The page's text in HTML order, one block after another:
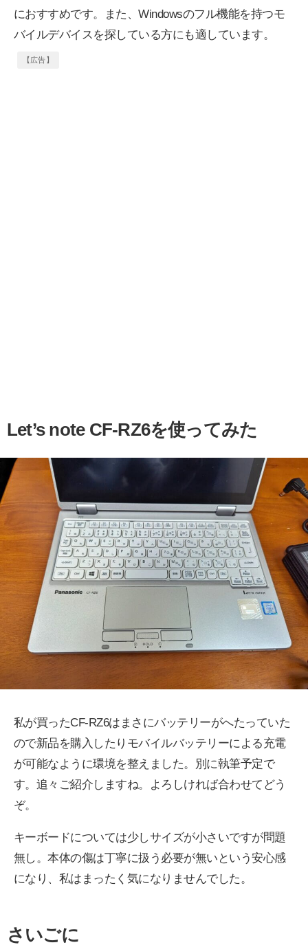
におすすめです。また、Windowsのフル機能を持つモ
バイルデバイスを探している方にも適しています。
【広告】
Let’s note CF-RZ6を使ってみた
私が買ったCF-RZ6はまさにバッテリーがへたっていた
ので新品を購入したりモバイルバッテリーによる充電
が可能なように環境を整えました。別に執筆予定で
す。追々ご紹介しますね。よろしければ合わせてどう
ぞ。
キーボードについては少しサイズが小さいですが問題
無し。本体の傷は丁寧に扱う必要が無いという安心感
になり、私はまったく気になりませんでした。
さいごに